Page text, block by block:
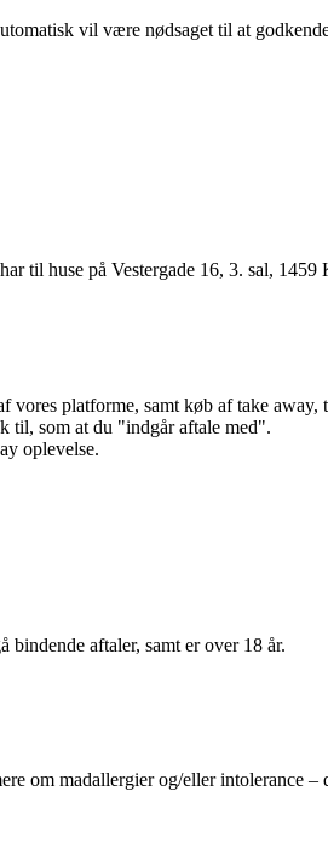
vil være nødsaget til at
til huse på Vestergade 16, 3. sal, 1459
platforme, samt køb af take
til, som at du "indgår aftale med".
oplevelse.
bindende aftaler, samt er over 18 år.
om madallergier og/eller intolerance